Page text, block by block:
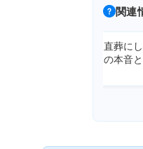
関連
直葬にして良か
の本音と後悔し